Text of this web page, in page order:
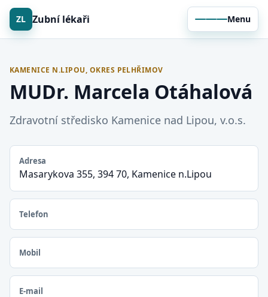
ZL Zubní lékaři Menu
KAMENICE N.LIPOU, OKRES PELHŘIMOV
MUDr. Marcela Otáhalová
Zdravotní středisko Kamenice nad Lipou, v.o.s.
Adresa
Masarykova 355, 394 70, Kamenice n.Lipou
Telefon
Mobil
E-mail